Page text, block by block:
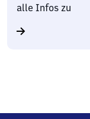
alle Infos zu